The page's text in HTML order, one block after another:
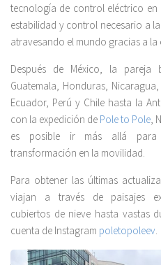
tecnología de control eléctrico
estabilidad y control necesario a
atravesando el mundo gracias a
Después de México, la
Guatemala, Honduras,
Ecuador, Perú y Chile hasta la
con la expedición de Pole to Pole,
es posible ir más allá para
transformación en la movilidad.
Para obtener las últimas
viajan a través de paisajes
cubiertos de nieve hasta vastas
cuenta de Instagram poletopoleev.